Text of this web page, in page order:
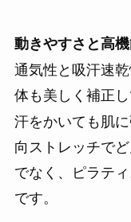
動きやすさと高
通気性と吸汗速
体も美しく補正し
汗をかいても肌
向ストレッチで
でなく、ピラテ
です。